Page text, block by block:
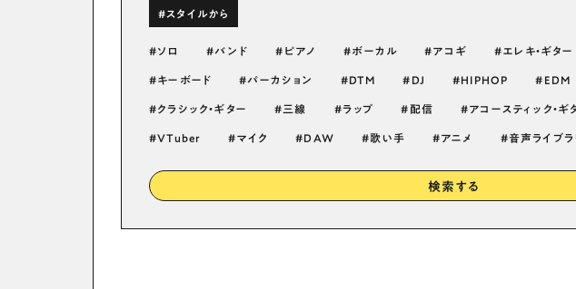
#スタイルから
ソロ バンド ピアノ ボーカル アコギ エレキ・ギター
キーボード パーカション DTM DJ HIPHOP EDM
クラシック・ギター 三線 ラップ 配信 アコースティック・ギ
VTuber マイク DAW 歌い手 アニメ 音声ライブラ
検索する